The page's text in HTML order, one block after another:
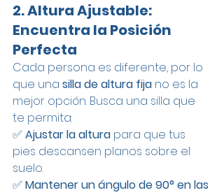
2. Altura Ajustable:
Encuentra la Posición
Perfecta
Cada persona es diferente, por lo
que una silla de altura fija no es la
mejor opción. Busca una silla que
te permita:
✅ Ajustar la altura para que tus
pies descansen planos sobre el
suelo.
✅ Mantener un ángulo de 90° en las